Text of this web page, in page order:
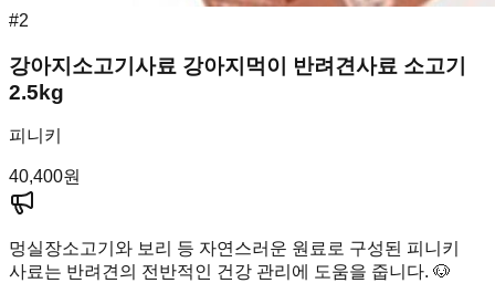
#2
강아지소고기사료 강아지먹이 반려견사료 소고기
2.5kg
피니키
40,400원
멍실장소고기와 보리 등 자연스러운 원료로 구성된 피니키
사료는 반려견의 전반적인 건강 관리에 도움을 줍니다. 🐶